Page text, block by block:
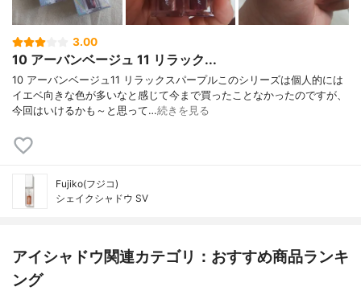
3.00
10 アーバンベージュ 11 リラック...
10 アーバンベージュ11 リラックスパープルこのシリーズは個人的には
イエベ向きな色が多いなと感じて今まで買ったことなかったのですが、
今回はいけるかも～と思って…続きを見る
Fujiko(フジコ)
シェイクシャドウ SV
アイシャドウ関連カテゴリ：おすすめ商品ランキ
ング